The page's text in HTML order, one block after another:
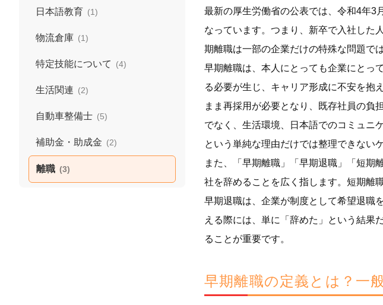
日本語教育 (1)
物流倉庫 (1)
特定技能について (4)
生活関連 (2)
自動車整備士 (5)
補助金・助成金 (2)
離職 (3)
最新の厚生労働省の公表では、令和4年3
なっています。つまり、新卒で入社した
期離職は一部の企業だけの特殊な問題で
早期離職は、本人にとっても企業にとっ
る必要が生じ、キャリア形成に不安を抱
まま再採用が必要となり、既存社員の負
でなく、生活環境、日本語でのコミュニ
という単純な理由だけでは整理できない
また、「早期離職」「早期退職」「短期
社を辞めることを広く指します。短期離
早期退職は、企業が制度として希望退職
える際には、単に「辞めた」という結果
ることが重要です。
早期離職の定義とは？一